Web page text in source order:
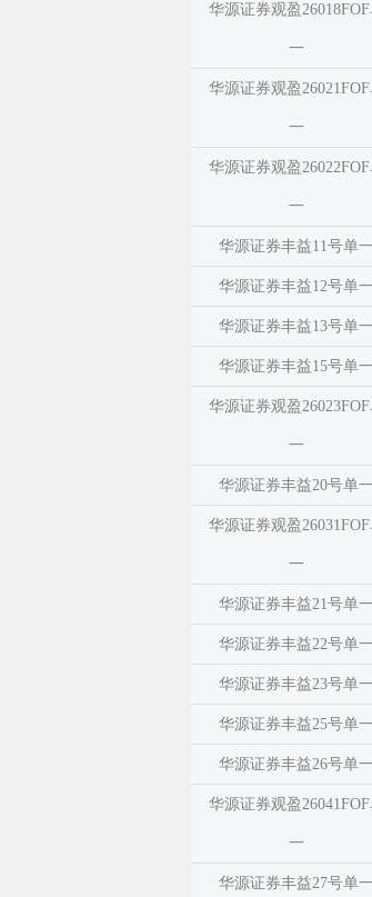
华源证券观盈
一
华源证券观盈
一
华源证券观盈
一
华源证券丰益11号单一
华源证券丰益12号单一
华源证券丰益13号单一
华源证券丰益15号单一
华源证券观盈
一
华源证券丰益20号单一
华源证券观盈
一
华源证券丰益21号单一
华源证券丰益22号单一
华源证券丰益23号单一
华源证券丰益25号单一
华源证券丰益26号单一
华源证券观盈
一
华源证券丰益27号单一